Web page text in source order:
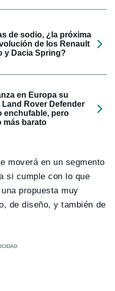
de sodio, ¿la próxima
de los Renault
y Dacia Spring?
en Europa su
Rover Defender
enchufable, pero
más barato
moverá en un segmento
si cumple con lo que
propuesta muy
de diseño, y también de